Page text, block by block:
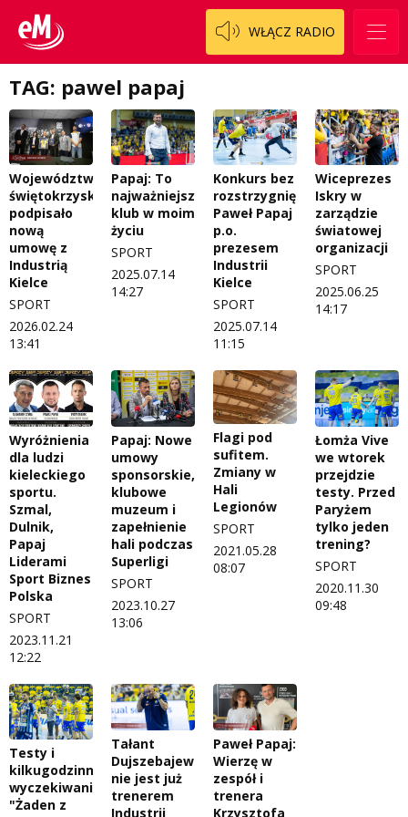
WŁĄCZ RADIO
Pacjent, którego nie zapomnę
Pasjonaci
Piąta strona świata
Prawdę mówiąc
Słowo Dnia
Tak wierzę
Weekend z blondynką
W starych Kielcach
Wszystko w temacie
Logo do pobrania
Regulamin konkursów
Regulamin przesyłania materiałów
Regulamin sklepu internetowego
Regulamin darowizn
Regulamin konkursu Zwierzak naszej klasy
Polityka prywatności
ZNAJDZIESZ NAS TAKŻE NA
TAG: pawel papaj
Województwo
świętokrzyskie
podpisało
nową
umowę z
Industrią
Kielce
SPORT
2026.02.24
13:41
Papaj: To
najważniejszy
klub w moim
życiu
SPORT
2025.07.14
14:27
Konkurs bez
rozstrzygnięcia.
Paweł Papaj
p.o.
prezesem
Industrii
Kielce
SPORT
2025.07.14
11:15
Wiceprezes
Iskry w
zarządzie
światowej
organizacji
SPORT
2025.06.25
14:17
Wyróżnienia
dla ludzi
kieleckiego
sportu.
Szmal,
Dulnik,
Papaj
Liderami
Sport Biznes
Polska
SPORT
2023.11.21
12:22
Papaj: Nowe
umowy
sponsorskie,
klubowe
muzeum i
zapełnienie
hali podczas
Superligi
SPORT
2023.10.27
13:06
Flagi pod
sufitem.
Zmiany w
Hali
Legionów
SPORT
2021.05.28
08:07
Łomża Vive
we wtorek
przejdzie
testy. Przed
Paryżem
tylko jeden
trening?
SPORT
2020.11.30
09:48
Testy i
kilkugodzinne
wyczekiwanie.
"Żaden z
Tałant
Dujszebajew
nie jest już
trenerem
Industrii
Paweł Papaj:
Wierzę w
zespół i
trenera
Krzysztofa